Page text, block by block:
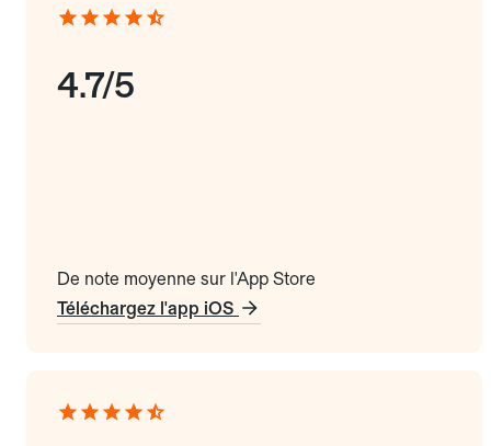
4.7/5
De note moyenne sur l'App Store
Téléchargez l'app iOS